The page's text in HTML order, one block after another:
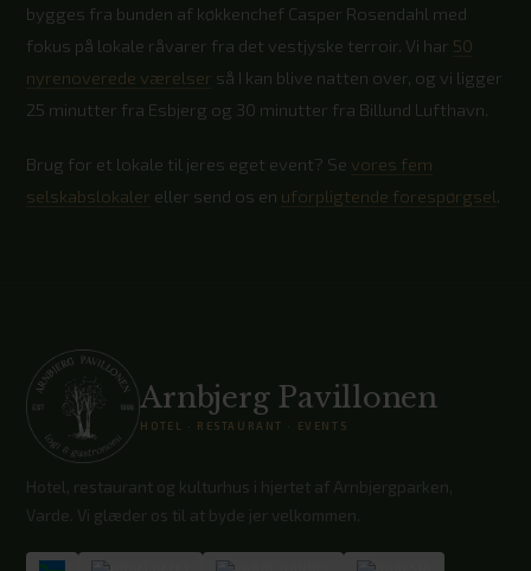
bygges fra bunden af køkkenchef Casper Rosendahl med
fokus på lokale råvarer fra det vestjyske terroir. Vi har 50
nyrenoverede værelser så I kan blive natten over, og vi ligger
25 minutter fra Esbjerg og 30 minutter fra Billund Lufthavn.
Brug for et lokale til jeres eget event? Se vores fem
selskabslokaler eller send os en uforpligtende forespørgsel.
Arnbjerg Pavillonen
HOTEL · RESTAURANT · EVENTS
Hotel, restaurant og kulturhus i hjertet af Arnbjergparken,
Varde. Vi glæder os til at byde jer velkommen.